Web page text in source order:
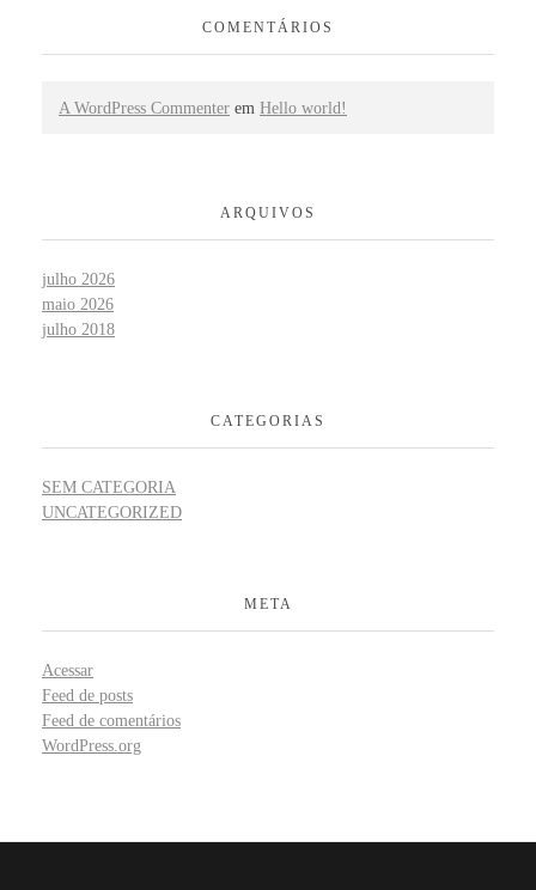
COMENTÁRIOS
A WordPress Commenter em Hello world!
ARQUIVOS
julho 2026
maio 2026
julho 2018
CATEGORIAS
SEM CATEGORIA
UNCATEGORIZED
META
Acessar
Feed de posts
Feed de comentários
WordPress.org